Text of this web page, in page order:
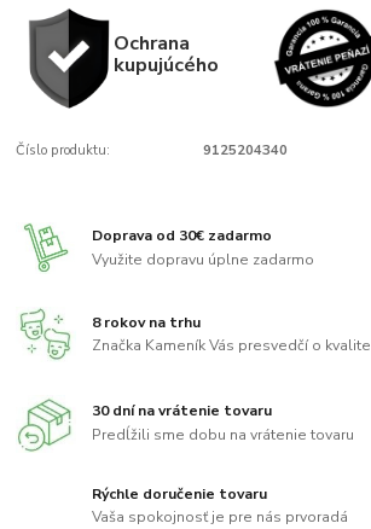
Ochrana
kupujúcého
Číslo produktu: 9125204340
Doprava od 30€ zadarmo
Využite dopravu úplne zadarmo
8 rokov na trhu
Značka Kameník Vás presvedčí o kvalite
30 dní na vrátenie tovaru
Predĺžili sme dobu na vrátenie tovaru
Rýchle doručenie tovaru
Vaša spokojnosť je pre nás prvoradá